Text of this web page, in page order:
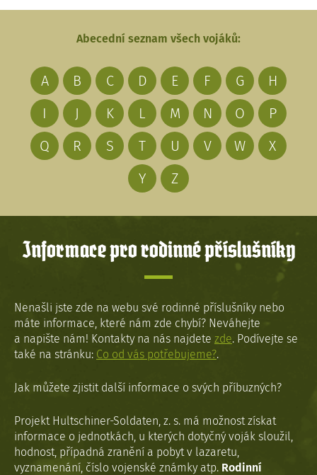
Abecední seznam všech vojáků:
A B C D E F G
H
I
J K L M N O
P
Q
R S T U V W
X
Y
Z
Informace pro rodinné příslušníky
Nenašli jste zde na webu své rodinné příslušníky nebo
máte informace, které nám zde chybí? Neváhejte
a napište nám! Kontakty na nás najdete zde. Podívejte se
také na stránku: Co od vás potřebujeme?.
Jak můžete zjistit další informace o svých příbuzných?
Projekt Hultschiner-Soldaten, z. s. má možnost získat
informace o jednotkách, u kterých dotyčný voják sloužil,
hodnost, případná zranění a pobyt v lazaretu,
vyznamenání, číslo vojenské známky atp. Rodinní